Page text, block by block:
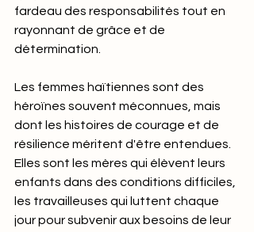
fardeau des responsabilités tout en
rayonnant de grâce et de
détermination.
Les femmes haïtiennes sont des
héroïnes souvent méconnues, mais
dont les histoires de courage et de
résilience méritent d'être entendues.
Elles sont les mères qui élèvent leurs
enfants dans des conditions difficiles,
les travailleuses qui luttent chaque
jour pour subvenir aux besoins de leur